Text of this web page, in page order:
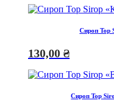
Сироп Top
130,00 ₴
Сироп Top